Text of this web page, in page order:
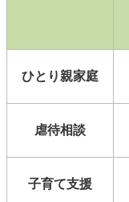
ひとり親家庭
虐待相談
子育て支援